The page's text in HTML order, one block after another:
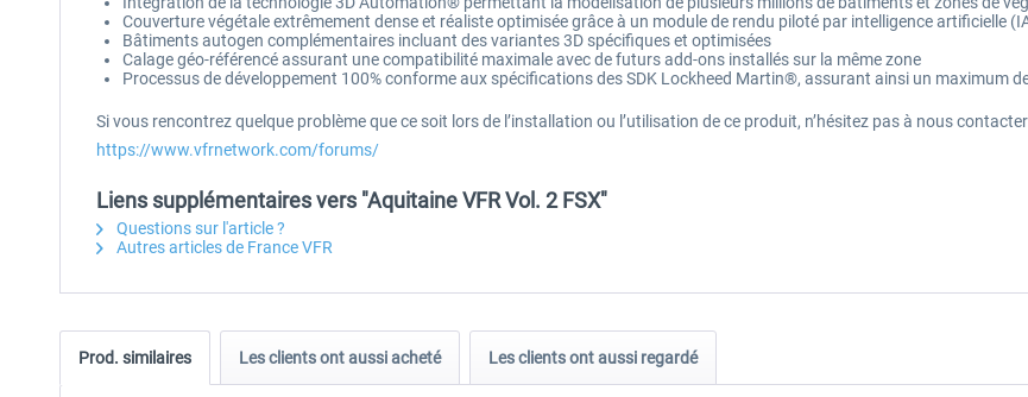
Couverture végétale extrêmement dense et réaliste optimisée grâce à un module de rendu piloté par intelligence artificielle
Bâtiments autogen complémentaires incluant des variantes 3D spécifiques et optimisées
Calage géo-référencé assurant une compatibilité maximale avec de futurs add-ons installés sur la même zone
Processus de développement 100% conforme aux spécifications des SDK Lockheed Martin®, assurant ainsi un maximum
Si vous rencontrez quelque problème que ce soit lors de l’installation ou l’utilisation de ce produit, n’hésitez pas à nous
https://www.vfrnetwork.com/forums/
Liens supplémentaires vers "Aquitaine VFR Vol. 2 FSX"
Questions sur l'article ?
Autres articles de France VFR
Prod. similaires Les clients ont aussi acheté Les clients ont aussi regardé